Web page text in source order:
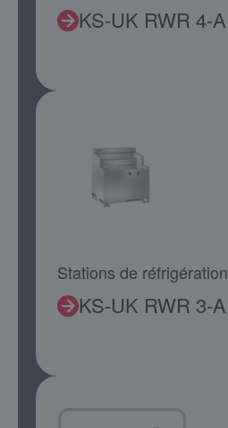
KS-UK RWR 4-A
Stations de réfrigération
KS-UK RWR 3-A